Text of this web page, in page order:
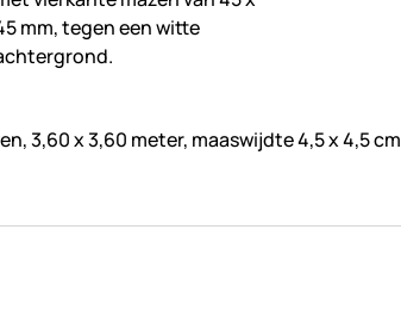
3,60 x 3,60 meter, maaswijdte 4,5 x 4,5 cm